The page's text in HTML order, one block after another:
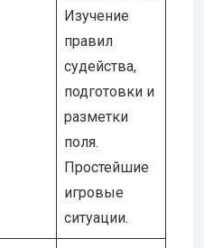
Изучение
правил
судейства,
подготовки и
разметки
поля.
Простейшие
игровые
ситуации.